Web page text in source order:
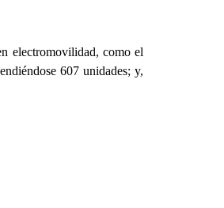
electromovilidad, como el
607 unidades; y,